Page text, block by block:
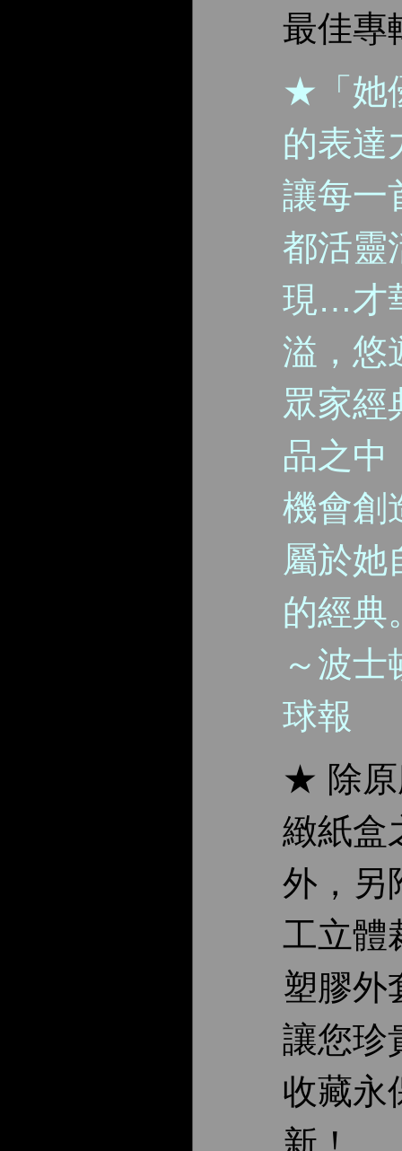
最佳專
★「她
的表達
讓每一
都活靈
現…才
溢，悠
眾家經
品之中
機會創
屬於她
的經典
～波士
球報
★ 除原
緻紙盒
外，另
工立體
塑膠外
讓您珍
收藏永